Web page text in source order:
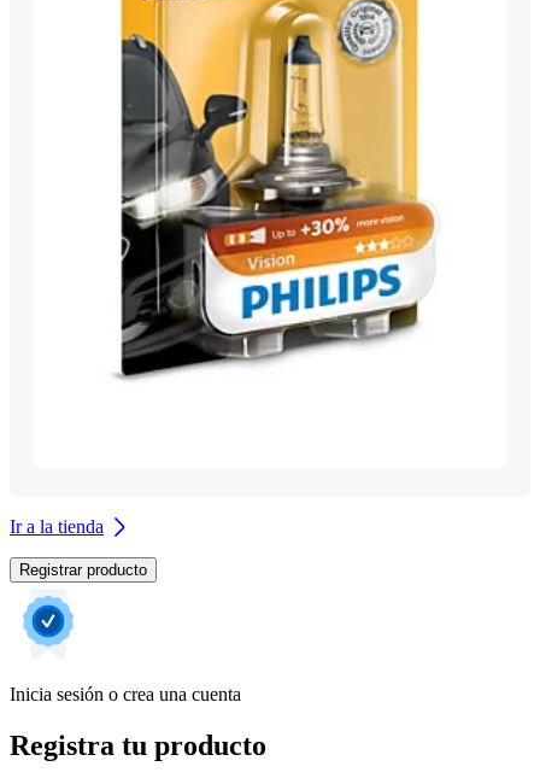
Ir a la tienda
Registrar producto
Inicia sesión o crea una cuenta
Registra tu producto